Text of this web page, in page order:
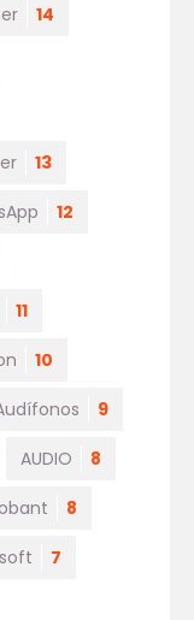
14
13
12
11
10
9
AUDIO 8
8
7